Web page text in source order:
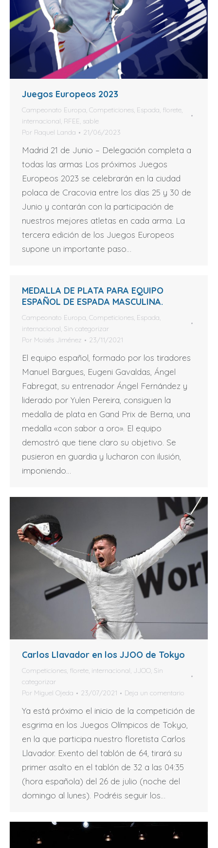
Juegos Europeos 2023
Campeonato Europa, Competiciones, Espada, florete,
internacional, RFEE, sable
Por Raquel Landa 21/06/2023
Madrid 21 de Junio – Delegación completa a
todas las armas Los próximos Juegos
Europeos 2023 se celebrarán en la ciudad
polaca de Cracovia entre los días 25 y 30 de
Junio y contarán con la participación de
nuestros mejores atletas en cada arma. La
tercera edición de los Juegos Europeos
supone un importante paso…
MEDALLA DE PLATA PARA EQUIPO
ESPAÑOL DE ESPADA MASCULINA.
Campeonato Europa, Competiciones, Espada,
internacional, Sin categorizar
Por Moisés Jiménez 23/11/2021
El equipo español, formado por los tiradores
Manuel Bargues, Eugeni Gavaldas, Ángel
Fabregat, su entrenador Ángel Fernández y
liderado por Yulen Pereira, consiguen la
medalla de plata en Gand Prix de Berna, una
medalla «con sabor a oro». El equipo
demostró que tiene claro su objetivo. Se
pusieron en guardia y lucharon con ilusión,
imponiendo…
Carlos Llavador en los JJOO de Tokyo
Competiciones, florete, internacional, JJOO, Sin
categorizar
Por Miguel Ojeda 23/07/2021 Deja un comentario
Ya está próximo el inicio de la competición de
esgrima en los Juegos Olímpicos de Tokyo,
en la que participa nuestro floretista Carlos
Llavador. Exento del tablón de 64, tirará su
primer asalto en el tablón de 32 a las 04:35
(hora española) del 26 de julio (noche del
domingo al lunes). Podréis seguir los…